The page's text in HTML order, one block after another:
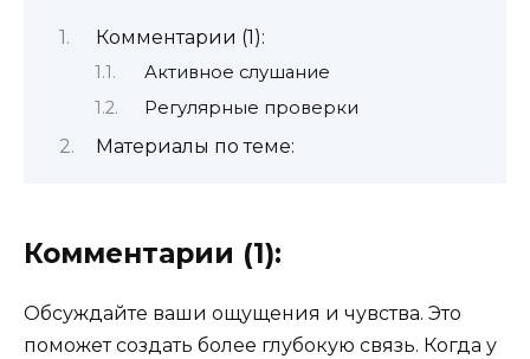
Комментарии (1):
Активное слушание
Регулярные проверки
Материалы по теме:
Комментарии (1):
Обсуждайте ваши ощущения и чувства. Это
поможет создать более глубокую связь. Когда у